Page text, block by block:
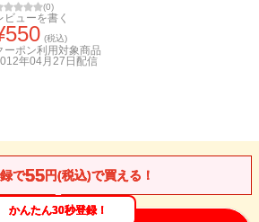
(0)
ビューを書く
550 (税込)
ーポン利用対象商品
年04月27日 配信
で55円(税込)で買える！
かんたん30秒登録！